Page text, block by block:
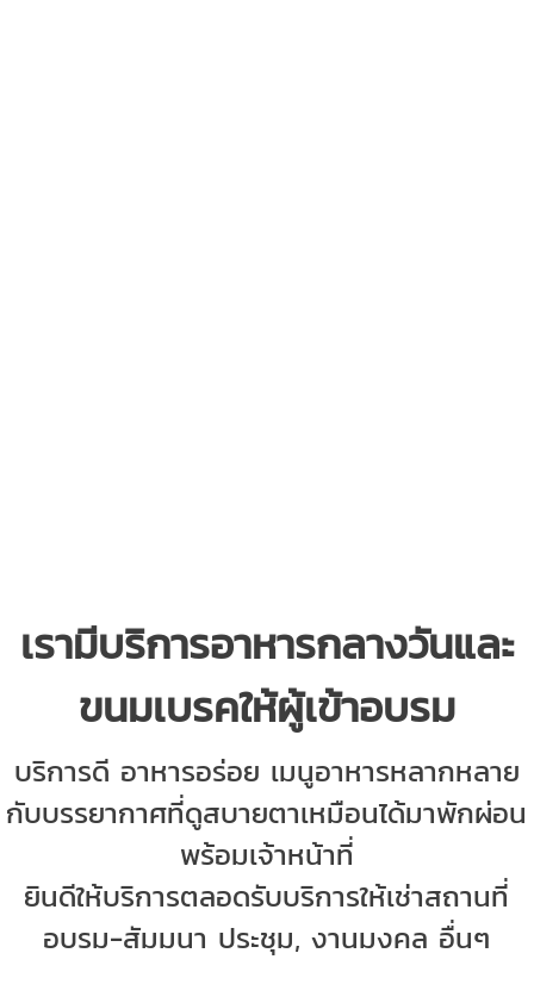
เรามีบริการอาหารกลางวันและ
ขนมเบรคให้ผู้เข้าอบรม
บริการดี อาหารอร่อย เมนูอาหารหลากหลาย
กับบรรยากาศที่ดูสบายตาเหมือนได้มาพักผ่อน
พร้อมเจ้าหน้าที่
ยินดีให้บริการตลอดรับบริการให้เช่าสถานที่
อบรม-สัมมนา ประชุม, งานมงคล อื่นๆ